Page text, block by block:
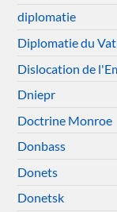
diplomatie
Diplomatie du
Dislocation de
Dniepr
Doctrine Monroe
Donbass
Donets
Donetsk